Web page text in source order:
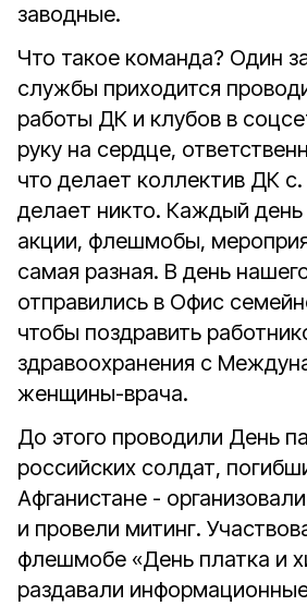
заводные.
Что такое команда? Один
службы приходится
работы ДК и клубов в
руку на сердце,
что делает коллектив ДК
делает никто. Каждый
акции, флешмобы,
самая разная. В день
отправились в Офис
чтобы поздравить
здравоохранения с
женщины-врача.
До этого проводили День
российских солдат,
Афганистане -
и провели митинг.
флешмобе «День платка и
раздавали